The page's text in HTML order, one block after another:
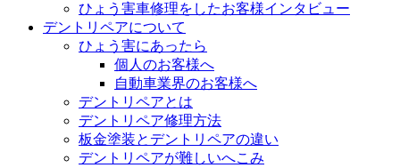
ひょう害車修理をしたお客様インタビュー
デントリペアについて
ひょう害にあったら
個人のお客様へ
自動車業界のお客様へ
デントリペアとは
デントリペア修理方法
板金塗装とデントリペアの違い
デントリペアが難しいへこみ